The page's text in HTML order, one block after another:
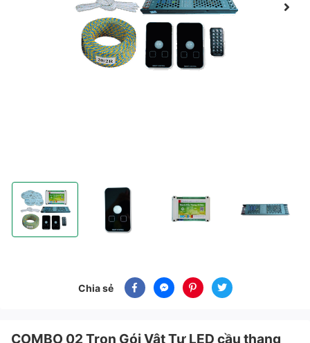
COMBO 02 Trọn Gói Vật Tư LED cầu thang một màu thông minh
COMBO 02 Trọn Gói Vật Tư LED cầu thang một
Chia sẻ
COMBO 02 Trọn Gói Vật Tư LED cầu thang